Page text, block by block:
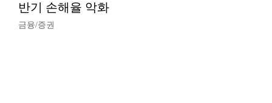
반기 손해율 악화
금융/증권